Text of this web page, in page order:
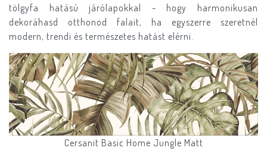
tölgyfa hatású járólapokkal - hogy harmonikusan
dekoráhasd otthonod falait, ha egyszerre szeretnél
modern, trendi és természetes hatást elérni.
Cersanit Basic Home Jungle Matt